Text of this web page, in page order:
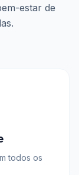
estar de
todos os